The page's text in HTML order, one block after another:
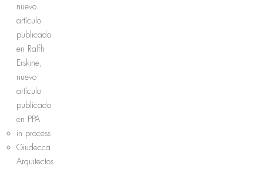
nuevo
artículo
publicado
en Ralfh
Erskine,
nuevo
artículo
publicado
en PPA
in process
Giudecca
Arquitectos